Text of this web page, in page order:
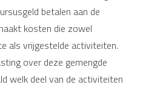
betalen aan de
kosten die zowel
als vrijgestelde activiteiten.
over deze gemengde
welk deel van de activiteiten